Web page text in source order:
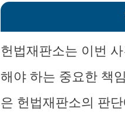
헌법재판소는 이번
해야 하는 중요한 책
은 헌법재판소의 판